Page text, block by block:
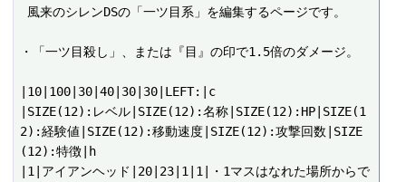
・「一ツ目殺し」、または『目』の印で1.5倍のダメージ。
|10|100|30|40|30|30|LEFT:|c
|SIZE(12):レベル|SIZE(12):名称|SIZE(12):HP|SIZE(1
2):経験値|SIZE(12):移動速度|SIZE(12):攻撃回数|SIZE
(12):特徴|h
|1|アイアンヘッド|20|23|1|1|・1マスはなれた場所からで